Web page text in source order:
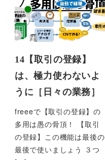
14【取引の登録】
は、極力使わないよ
うに［日々の業務］
freeeで【取引の登録】の
多用は愚の骨頂！ 【取引
の登録】この機能は最後の
最後で使いましょう ３つ